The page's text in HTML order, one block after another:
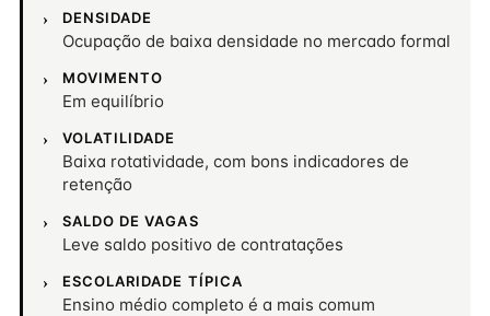
DENSIDADE
Ocupação de baixa densidade no mercado formal
MOVIMENTO
Em equilíbrio
VOLATILIDADE
Baixa rotatividade, com bons indicadores de
retenção
SALDO DE VAGAS
Leve saldo positivo de contratações
ESCOLARIDADE TÍPICA
Ensino médio completo é a mais comum